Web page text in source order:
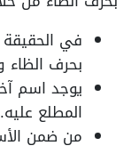
في
بحرف الظاء
يوجد اسم
المطلع عليه.
من ضمن